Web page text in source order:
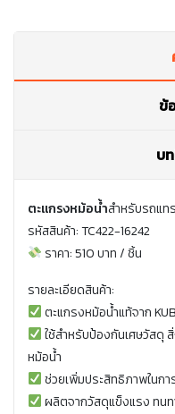
ข้
บ
ตะแกรงหม้อน้ำสำหรับรถแท
รหัสสินค้า: TC422-16242
ราคา: 510 บาท / ชิ้น
รายละเอียดสินค้า:
ตะแกรงหม้อน้ำแท้จาก
ใช้สำหรับป้องกันเศษวัสดุ
หม้อน้ำ
ช่วยเพิ่มประสิทธิภาพในก
ผลิตจากวัสดุแข็งแรง ทน